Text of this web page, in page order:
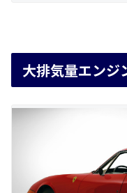
大排気量エンジ